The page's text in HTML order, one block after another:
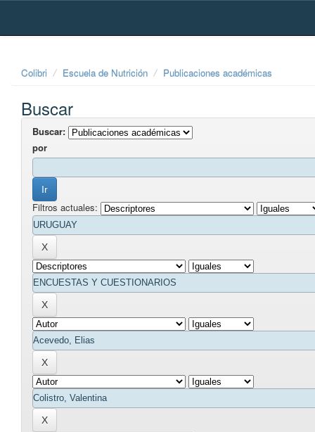
Skip
Colibri Escuela de Nutrición Publicaciones académicas
Buscar
Buscar:
por
Filtros actuales: